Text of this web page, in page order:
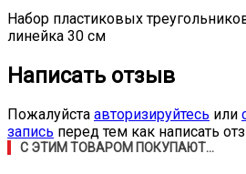
Набор пластиковых
линейка 30 см
Написать отзыв
Пожалуйста авторизируйтесь или
запись перед тем как написать
С ЭТИМ ТОВАРОМ ПОКУПАЮТ...